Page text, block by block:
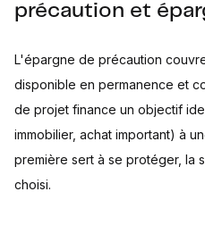
précaution et
L'épargne de précaution
disponible en permanence et
de projet finance un objectif
immobilier, achat important) à
première sert à se protéger, la
choisi.